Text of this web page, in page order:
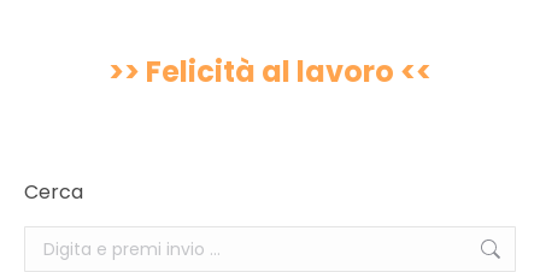
>> Felicità al lavoro <<
Cerca
Search: